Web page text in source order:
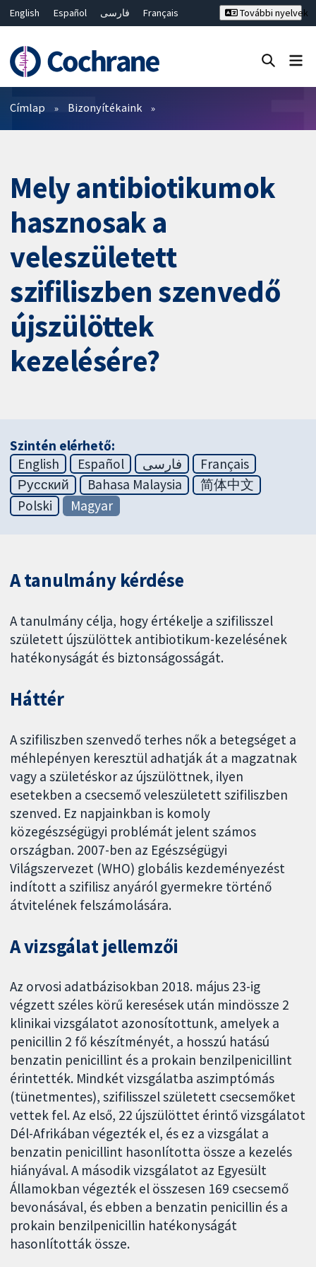
English Español فارسی
Français
Bahasa Malaysia
ไทย
繁體中文
简体中文
További nyelvek
Szűrők
Címlap Bizonyítékaink
Mely antibiotikumok
hasznosak a
veleszületett
szifiliszben szenvedő
újszülöttek
kezelésére?
Szintén elérhető:
English
Español فارسی
Français
Русский
Bahasa Malaysia
简体中文
Polski
Magyar
A tanulmány kérdése
A tanulmány célja, hogy értékelje a szifilisszel
született újszülöttek antibiotikum-kezelésének
hatékonyságát és biztonságosságát.
Háttér
A szifiliszben szenvedő terhes nők a betegséget a
méhlepényen keresztül adhatják át a magzatnak
vagy a születéskor az újszülöttnek, ilyen
esetekben a csecsemő veleszületett szifiliszben
szenved. Ez napjainkban is komoly
közegészségügyi problémát jelent számos
országban. 2007-ben az Egészségügyi
Világszervezet (WHO) globális kezdeményezést
indított a szifilisz anyáról gyermekre történő
átvitelének felszámolására.
A vizsgálat jellemzői
Az orvosi adatbázisokban 2018. május 23-ig
végzett széles körű keresések után mindössze 2
klinikai vizsgálatot azonosítottunk, amelyek a
penicillin 2 fő készítményét, a hosszú hatású
benzatin penicillint és a prokain benzilpenicillint
érintették. Mindkét vizsgálatba aszimptómás
(tünetmentes), szifilisszel született csecsemőket
vettek fel. Az első, 22 újszülöttet érintő vizsgálatot
Dél-Afrikában végezték el, és ez a vizsgálat a
benzatin penicillint hasonlította össze a kezelés
hiányával. A második vizsgálatot az Egyesült
Államokban végezték el összesen 169 csecsemő
bevonásával, és ebben a benzatin penicillin és a
prokain benzilpenicillin hatékonyságát
hasonlították össze.